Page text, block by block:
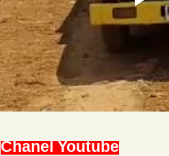
Chanel Youtube